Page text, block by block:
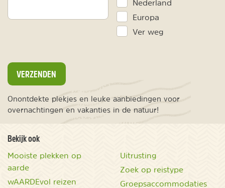
Nederland
Europa
Ver weg
VERZENDEN
Onontdekte plekjes en leuke aanbiedingen voor
overnachtingen en vakanties in de natuur!
Bekijk ook
Mooiste plekken op
aarde
wAARDEvol reizen
Uitrusting
Zoek op reistype
Groepsaccommodaties